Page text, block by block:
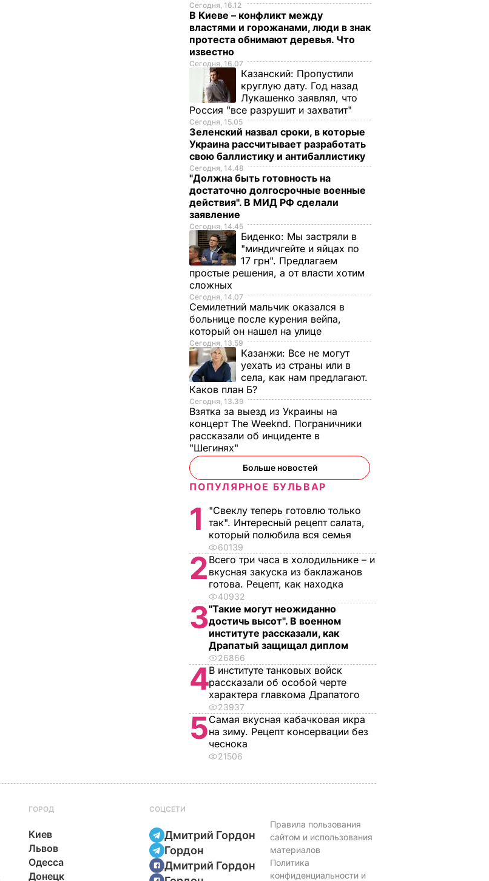
Сегодня, 16.12
В Киеве – конфликт между
властями и горожанами, люди в знак
протеста обнимают деревья. Что
известно
Сегодня, 16.07
Казанский: Пропустили
круглую дату. Год назад
Лукашенко заявлял, что
Россия "все разрушит и захватит"
Сегодня, 15.05
Зеленский назвал сроки, в которые
Украина рассчитывает разработать
свою баллистику и антибаллистику
Сегодня, 14.48
"Должна быть готовность на
достаточно долгосрочные военные
действия". В МИД РФ сделали
заявление
Сегодня, 14.45
Биденко: Мы застряли в
"миндичгейте и яйцах по
17 грн". Предлагаем
простые решения, а от власти хотим
сложных
Сегодня, 14.07
Семилетний мальчик оказался в
больнице после курения вейпа,
который он нашел на улице
Сегодня, 13.59
Казанжи: Все не могут
уехать из страны или в
села, как нам предлагают.
Каков план Б?
Сегодня, 13.39
Взятка за выезд из Украины на
концерт The Weeknd. Пограничники
рассказали об инциденте в
"Шегинях"
Больше новостей
ПОПУЛЯРНОЕ БУЛЬВАР
1
"Свеклу теперь готовлю только
так". Интересный рецепт салата,
который полюбила вся семья
60139
2 Всего три часа в холодильнике – и
вкусная закуска из баклажанов
готова. Рецепт, как находка
40932
3"Такие могут неожиданно
достичь высот". В военном
институте рассказали, как
Драпатый защищал диплом
26866
4В институте танковых войск
рассказали об особой черте
характера главкома Драпатого
23937
5Самая вкусная кабачковая икра
на зиму. Рецепт консервации без
чеснока
21506
ГОРОД
Киев
Львов
Одесса
Донецк
СОЦСЕТИ
Дмитрий Гордон
Гордон
Дмитрий Гордон
Правила пользования
сайтом и использования
материалов
Политика
конфиденциальности и